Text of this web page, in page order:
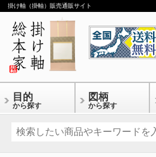
掛け軸（掛軸）販売通販サイト
目的
から探す
図柄
から探す